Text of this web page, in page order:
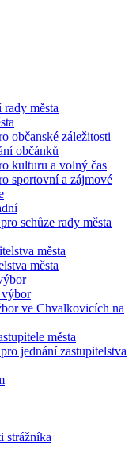
rady města
občanské záležitosti
občánků
kulturu a volný čas
sportovní a zájmové
schůze rady města
města
města
ve Chvalkovicích na
města
jednání zastupitelstva
strážníka